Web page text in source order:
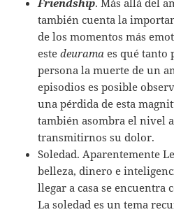
también cuenta la
de los momentos más
estedeuramaes qué tanto
persona la muerte de un
episodios es posible
una pérdida de esta
también asombra el nivel
transmitirnos su dolor.
Soledad. Aparentemente
belleza, dinero e
llegar a casa se encuentra
La soledad es un tema